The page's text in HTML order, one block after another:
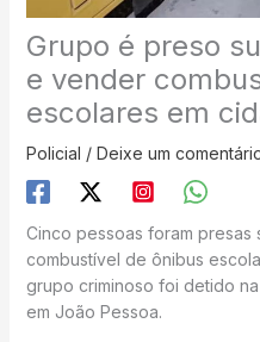
Grupo é preso
e vender
escolares em
Policial / Deixe um
Cinco pessoas foram presas
combustível de ônibus
grupo criminoso foi detido
em João Pessoa.